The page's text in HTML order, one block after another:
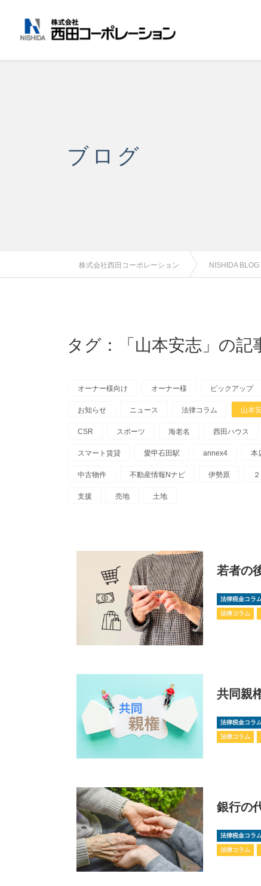
ブログ
株式会社西田コーポレーション NISHIDA BLOG
タグ：「山本安志」の記
オーナー様向け オーナー様 ピックアップ
お知らせ ニュース 法律コラム 山本
CSR スポーツ 海老名 西田ハウス
スマート賃貸 愛甲石田駅 annex4 本
中古物件 不動産情報Nナビ 伊勢原
支援 売地 土地
若者の
法律税金コラム
法律コラム
共同親
法律税金コラム
法律コラム
銀行の
法律税金コラム
法律コラム